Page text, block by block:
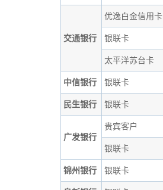
交通银行
优逸白金信用卡
银联卡
太平洋苏台卡
中信银行 银联卡
民生银行 银联卡
广发银行
贵宾客户
银联卡
锦州银行 银联卡